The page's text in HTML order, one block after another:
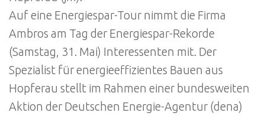
Auf eine Energiespar-Tour nimmt die Firma
Ambros am Tag der Energiespar-Rekorde
(Samstag, 31. Mai) Interessenten mit. Der
Spezialist für energieeffizientes Bauen aus
Hopferau stellt im Rahmen einer bundesweiten
Aktion der Deutschen Energie-Agentur (dena)